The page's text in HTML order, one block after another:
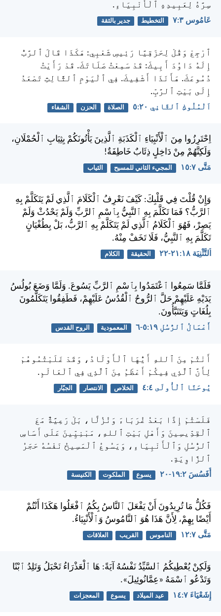
سِرَّهُ لِعَبِيدِهِ ٱلْأَنْبِيَاءِ.
عَامُوس ٣:‏٧ التخطيط جدير بالثقة
ٱرْجِعْ وَقُلْ لِحَزَقِيَّا رَئِيسِ شَعْبِي: هَكَذَا قَالَ ٱلرَّبُّ
إِلَهُ دَاوُدَ أَبِيكَ: قَدْ سَمِعْتُ صَلَاتَكَ. قَدْ رَأَيْتُ
دُمُوعَكَ. هَأَنَذَا أَشْفِيكَ. فِي ٱلْيَوْمِ ٱلثَّالِثِ تَصْعَدُ
إِلَى بَيْتِ ٱلرَّبِّ.
اَلْمُلُوكِ ٱلثَّانِي ٢٠:‏٥ الصلاة الحزن الشفاء
اِحْتَرِزُوا مِنَ ٱلْأَنْبِيَاءِ ٱلْكَذَبَةِ ٱلَّذِينَ يَأْتُونَكُمْ بِثِيَابِ ٱلْحُمْلَانِ،
وَلَكِنَّهُمْ مِنْ دَاخِلٍ ذِئَابٌ خَاطِفَةٌ!
مَتَّى ٧:‏١٥ المجيء الثاني للمسيح الثياب
وَإِنْ قُلْتَ فِي قَلْبِكَ: كَيْفَ نَعْرِفُ ٱلْكَلَامَ ٱلَّذِي لَمْ يَتَكَلَّمْ بِهِ
ٱلرَّبُّ؟ فَمَا تَكَلَّمَ بِهِ ٱلنَّبِيُّ بِٱسْمِ ٱلرَّبِّ وَلَمْ يَحْدُثْ وَلَمْ
يَصِرْ، فَهُوَ ٱلْكَلَامُ ٱلَّذِي لَمْ يَتَكَلَّمْ بِهِ ٱلرَّبُّ، بَلْ بِطُغْيَانٍ
تَكَلَّمَ بِهِ ٱلنَّبِيُّ، فَلَا تَخَفْ مِنْهُ.
اَلتَّثْنِيَة ١٨:‏٢١-‏٢٢ الحقيقة الكلام
فَلَمَّا سَمِعُوا ٱعْتَمَدُوا بِٱسْمِ ٱلرَّبِّ يَسُوعَ. وَلَمَّا وَضَعَ بُولُسُ
يَدَيْهِ عَلَيْهِمْ حَلَّ ٱلرُّوحُ ٱلْقُدُسُ عَلَيْهِمْ، فَطَفِقُوا يَتَكَلَّمُونَ
بِلُغَاتٍ وَيَتَنَبَّأُونَ.
أَعْمَالُ ٱلرُّسُلِ ١٩:‏٥-‏٦ المعمودية الروح القدس
أَنْتُمْ مِنَ ٱللهِ أَيُّهَا ٱلْأَوْلَادُ، وَقَدْ غَلَبْتُمُوهُمْ
لِأَنَّ ٱلَّذِي فِيكُمْ أَعْظَمُ مِنَ ٱلَّذِي فِي ٱلْعَالَمِ.
يُوحَنَّا ٱلْأُولَى ٤:‏٤ الخلاص الانتصار الجبّار
فَلَسْتُمْ إِذًا بَعْدُ غُرَبَاءَ وَنُزُلًا، بَلْ رَعِيَّةٌ مَعَ
ٱلْقِدِّيسِينَ وَأَهْلِ بَيْتِ ٱللهِ، مَبْنِيِّينَ عَلَى أَسَاسِ
ٱلرُّسُلِ وَٱلْأَنْبِيَاءِ، وَيَسُوعُ ٱلْمَسِيحُ نَفْسُهُ حَجَرُ
ٱلزَّاوِيَةِ.
أَفَسُسَ ٢:‏١٩-‏٢٠ يسوع الملكوت الكنيسة
فَكُلُّ مَا تُرِيدُونَ أَنْ يَفْعَلَ ٱلنَّاسُ بِكُمُ ٱفْعَلُوا هَكَذَا أَنْتُمْ
أَيْضًا بِهِمْ، لِأَنَّ هَذَا هُوَ ٱلنَّامُوسُ وَٱلْأَنْبِيَاءُ.
مَتَّى ٧:‏١٢ الناموس القريب العلاقات
وَلَكِنْ يُعْطِيكُمُ ٱلسَّيِّدُ نَفْسُهُ آيَةً: هَا ٱلْعَذْرَاءُ تَحْبَلُ وَتَلِدُ ٱبْنًا
وَتَدْعُو ٱسْمَهُ «عِمَّانُوئِيلَ».
إِشَعْيَاءَ ٧:‏١٤ عيد الميلاد يسوع المعجزات